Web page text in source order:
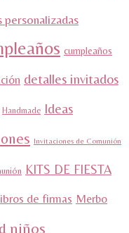
personalizadas
cumpleaños
detalles invitados
Handmade Ideas
Invitaciones de Comunión
KITS DE FIESTA
de firmas Merbo
niños